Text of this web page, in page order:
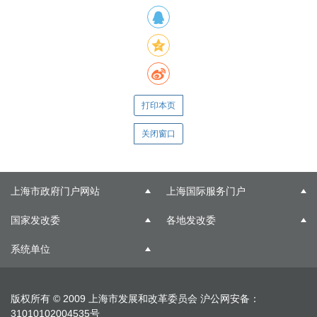
打印本页
关闭窗口
上海市政府门户网站 上海国际服务门户
国家发改委 各地发改委
系统单位
版权所有 © 2009 上海市发展和改革委员会 沪公网安备：
31010102004535号